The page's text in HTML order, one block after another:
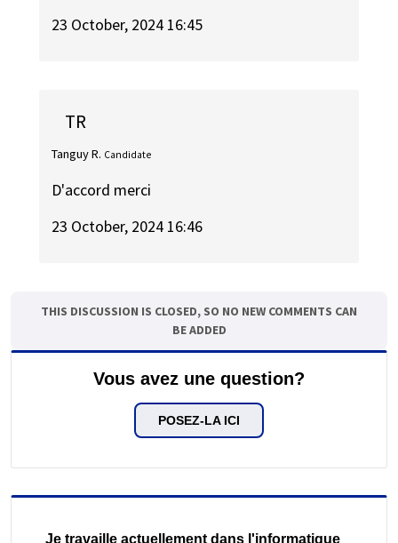
23 October, 2024 16:45
TR
Tanguy R. Candidate
D'accord merci
23 October, 2024 16:46
THIS DISCUSSION IS CLOSED, SO NO NEW COMMENTS CAN
BE ADDED
Vous avez une question?
POSEZ-LA ICI
Je travaille actuellement dans l'informatique